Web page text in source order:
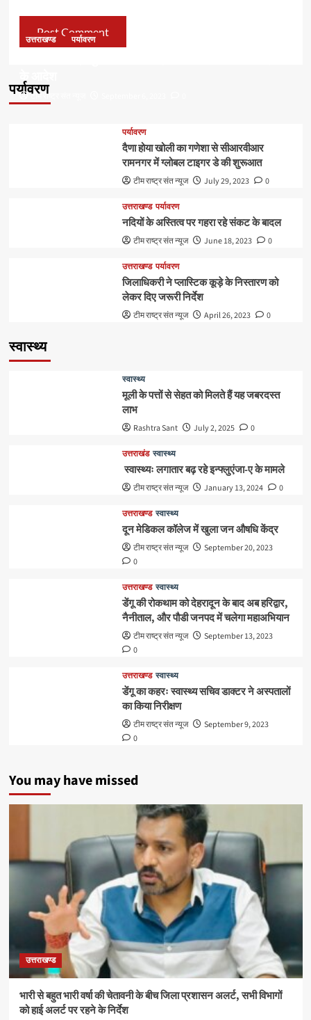
पर्यावरण
उत्तराखण्ड पर्यावरण
के आदेश
टीम राष्ट्र संत न्यूज
पर्यावरण
दैणा होया खोली का गणेशा से सीआरवीआर
रामनगर में ग्लोबल टाइगर डे की शुरूआत
टीम राष्ट्र संत न्यूज July 29, 2023 0
उत्तराखण्ड पर्यावरण
नदियों के अस्तित्व पर गहरा रहे संकट के बादल
टीम राष्ट्र संत न्यूज June 18, 2023 0
उत्तराखण्ड पर्यावरण
जिलाधिकरी ने प्लास्टिक कूड़े के निस्तारण को
लेकर दिए जरूरी निर्देश
टीम राष्ट्र संत न्यूज April 26, 2023 0
स्वास्थ्य
स्वास्थ्य
मूली के पत्तों से सेहत को मिलते हैं यह जबरदस्त
लाभ
Rashtra Sant July 2, 2025 0
उत्तराखंड स्वास्थ्य
स्वास्थ्यः लगातार बढ़ रहे इन्फ्लुएंजा-ए के मामले
टीम राष्ट्र संत न्यूज January 13, 2024 0
उत्तराखण्ड स्वास्थ्य
दून मेडिकल कॉलेज में खुला जन औषधि केंद्र
टीम राष्ट्र संत न्यूज
September 20, 2023
0
उत्तराखण्ड स्वास्थ्य
डेंगू की रोकथाम को देहरादून के बाद अब हरिद्वार,
नैनीताल, और पौडी जनपद में चलेगा महाअभियान
टीम राष्ट्र संत न्यूज
September 13, 2023
0
उत्तराखण्ड स्वास्थ्य
डेंगू का कहरः स्वास्थ्य सचिव डाक्टर ने अस्पतालों
का किया निरीक्षण
टीम राष्ट्र संत न्यूज
September 9, 2023
0
You may have missed
उत्तराखण्ड
भारी से बहुत भारी वर्षा की चेतावनी के बीच जिला प्रशासन अलर्ट, सभी विभागों
को हाई अलर्ट पर रहने के निर्देश